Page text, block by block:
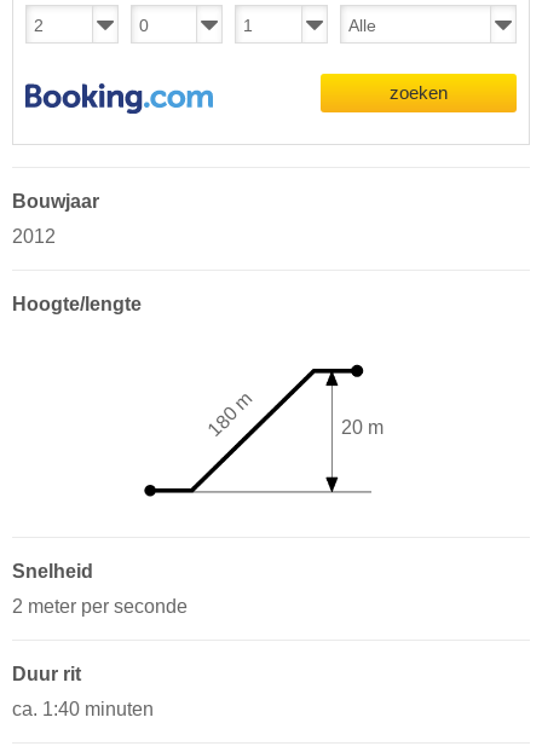
zoeken
Bouwjaar
2012
Hoogte/lengte
20 m
180 m
Snelheid
2 meter per seconde
Duur rit
ca. 1:40 minuten